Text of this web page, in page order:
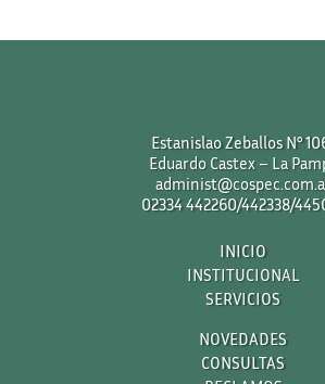
Estanislao Zeballos N°
Eduardo Castex – La
02334 442260/442338/
INICIO
INSTITUCIONAL
SERVICIOS
NOVEDADES
CONSULTAS